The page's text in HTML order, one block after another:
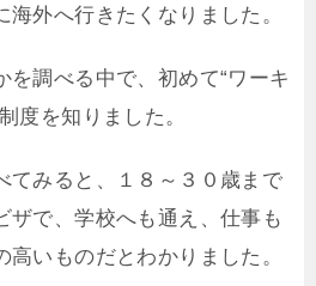
外へ行きたくなりました。
を調べる中で、初めて“ワーキ
度を知りました。
てみると、１８～３０歳まで
ザで、学校へも通え、仕事も
いものだとわかりました。